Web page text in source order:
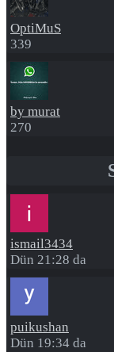
OptiMuS
339
by murat
270
ismail3434
Dün 21:28 da
puikushan
Dün 19:34 da